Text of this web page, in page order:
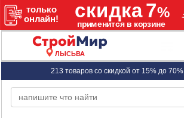
ЛЫСЬВА
213 товаров со скидкой от 15% до 70%